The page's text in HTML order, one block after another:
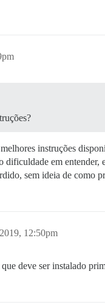
instruções
dificuldade em
sem ideia de como
12:50pm
deve ser instalado